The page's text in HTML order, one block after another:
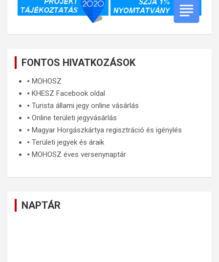
FONTOS HIVATKOZÁSOK
🞄 MOHOSZ
🞄 KHESZ Facebook oldal
🞄 Turista állami jegy online vásárlás
🞄 Online területi jegyvásárlás
🞄 Magyar Horgászkártya regisztráció és igénylés
🞄 Területi jegyek és áraik
🞄 MOHOSZ éves versenynaptár
NAPTÁR